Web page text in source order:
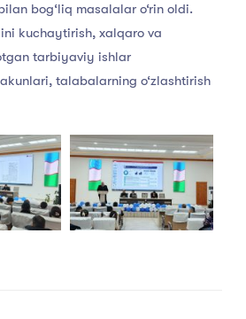
bog‘liq masalalar o‘rin oldi.
kuchaytirish, xalqaro va
tarbiyaviy ishlar
talabalarning o‘zlashtirish